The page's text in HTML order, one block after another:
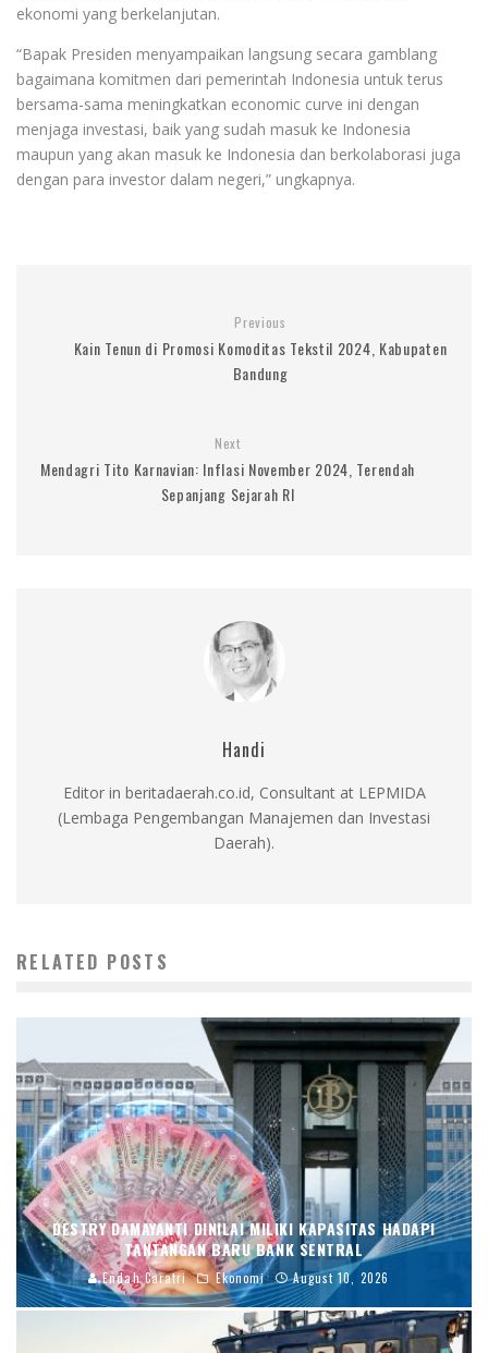
ekonomi yang berkelanjutan.
“Bapak Presiden menyampaikan langsung secara gamblang
bagaimana komitmen dari pemerintah Indonesia untuk terus
bersama-sama meningkatkan economic curve ini dengan
menjaga investasi, baik yang sudah masuk ke Indonesia
maupun yang akan masuk ke Indonesia dan berkolaborasi juga
dengan para investor dalam negeri,” ungkapnya.
Previous
Kain Tenun di Promosi Komoditas Tekstil 2024, Kabupaten
Bandung
Next
Mendagri Tito Karnavian: Inflasi November 2024, Terendah
Sepanjang Sejarah RI
Handi
Editor in beritadaerah.co.id, Consultant at LEPMIDA
(Lembaga Pengembangan Manajemen dan Investasi
Daerah).
RELATED POSTS
DESTRY DAMAYANTI DINILAI MILIKI KAPASITAS HADAPI
TANTANGAN BARU BANK SENTRAL
Endah Caratri Ekonomi August 10, 2026